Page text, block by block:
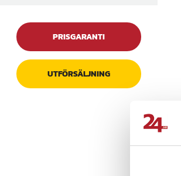
PRISGARANTI
UTFÖRSÄLJNING